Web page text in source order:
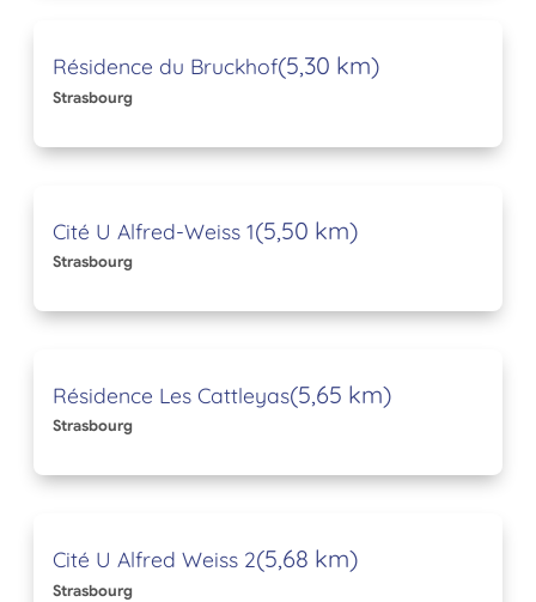
Résidence du Bruckhof(5,30 km)
Strasbourg
Cité U Alfred-Weiss 1(5,50 km)
Strasbourg
Résidence Les Cattleyas(5,65 km)
Strasbourg
Cité U Alfred Weiss 2(5,68 km)
Strasbourg